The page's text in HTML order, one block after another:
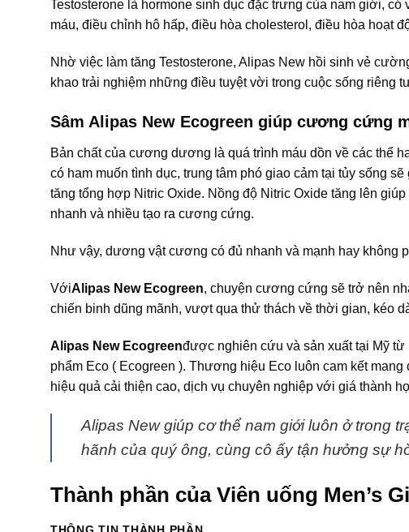
Testosterone là hormone sinh dục đặc trưng của nam giới,
máu, điều chỉnh hô hấp, điều hòa cholesterol, điều hòa hoạt
Nhờ việc làm tăng Testosterone, Alipas New hồi sinh vẻ
khao trải nghiệm những điều tuyệt vời trong cuộc sống riêng
Sâm Alipas New Ecogreen giúp cương cứng
Bản chất của cương dương là quá trình máu dồn về các thể
có ham muốn tình dục, trung tâm phó giao cảm tại tủy sống
tăng tổng hợp Nitric Oxide. Nồng độ Nitric Oxide tăng lên
nhanh và nhiều tạo ra cương cứng.
Như vậy, dương vật cương có đủ nhanh và mạnh hay không
VớiAlipas New Ecogreen, chuyện cương cứng sẽ trở nên
chiến binh dũng mãnh, vượt qua thử thách về thời gian, kéo
Alipas New Ecogreenđược nghiên cứu và sản xuất tại Mỹ từ
phẩm Eco ( Ecogreen ). Thương hiệu Eco luôn cam kết
hiệu quả cải thiện cao, dịch vụ chuyên nghiệp với giá thành
Alipas New giúp cơ thể nam giới luôn ở trong
hãnh của quý ông, cùng cô ấy tận hưởng sự
Thành phần của Viên uống Men’s